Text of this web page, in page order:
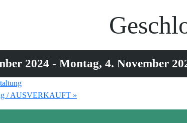
2024 - Montag, 4. November
/ AUSVERKAUFT »